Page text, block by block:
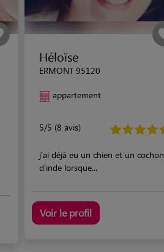
Héloïse
ERMONT 95120
appartement
5/5 (8 avis)
j'ai déjà eu un chien et un cochon
d'inde lorsque...
Voir le profil